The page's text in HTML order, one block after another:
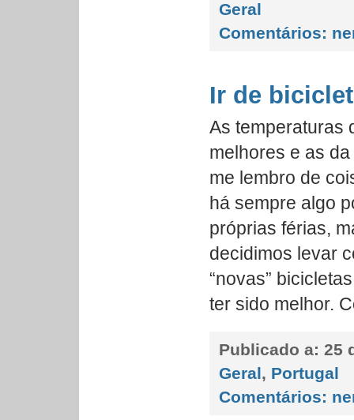
Geral
Comentários:
Ir de
As temperaturas
melhores e as
me lembro de
há sempre algo
próprias férias,
decidimos levar
“novas”
ter sido melhor.
Publicado a: 25
Geral, Portugal
Comentários: